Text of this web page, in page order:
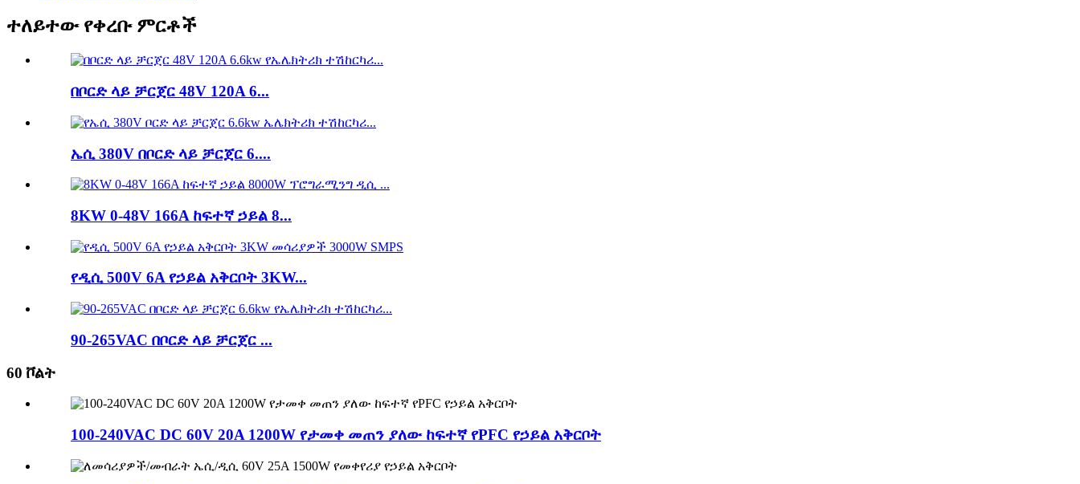
ተለይተው የቀረቡ ምርቶች
በቦርድ ላይ ቻርጀር 48V 120A 6...
ኤሲ 380V በቦርድ ላይ ቻርጀር 6....
8KW 0-48V 166A ከፍተኛ ኃይል 8...
የዲሲ 500V 6A የኃይል አቅርቦት 3KW...
90-265VAC በቦርድ ላይ ቻርጀር ...
60 ቮልት
100-240VAC DC 60V 20A 1200W የታመቀ መጠን ያለው ከፍተኛ የPFC የኃይል አቅርቦት